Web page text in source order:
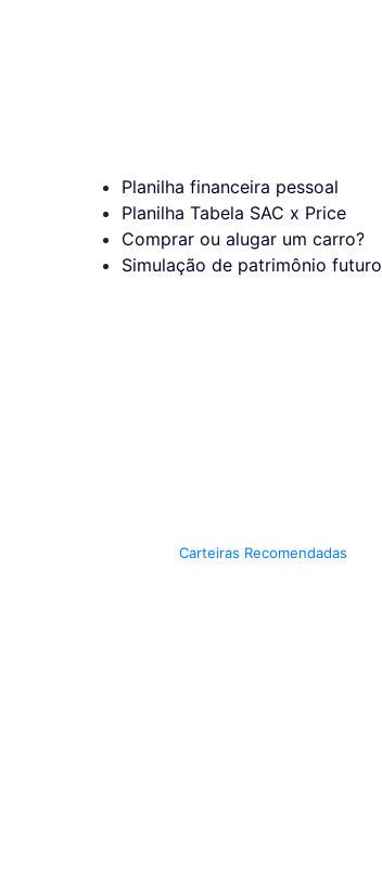
Planilha financeira pessoal
Planilha Tabela SAC x Price
Comprar ou alugar um carro?
Simulação de patrimônio futuro
Carteiras Recomendadas